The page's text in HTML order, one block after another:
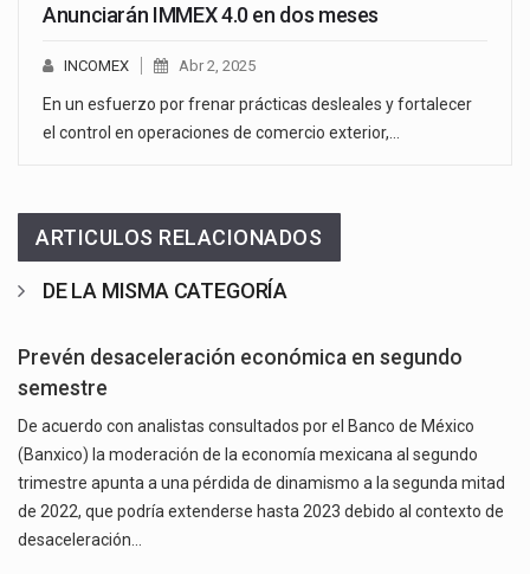
Anunciarán IMMEX 4.0 en dos meses
INCOMEX Abr 2, 2025
En un esfuerzo por frenar prácticas desleales y fortalecer
el control en operaciones de comercio exterior,…
ARTICULOS RELACIONADOS
DE LA MISMA CATEGORÍA
Prevén desaceleración económica en segundo
semestre
De acuerdo con analistas consultados por el Banco de México
(Banxico) la moderación de la economía mexicana al segundo
trimestre apunta a una pérdida de dinamismo a la segunda mitad
de 2022, que podría extenderse hasta 2023 debido al contexto de
desaceleración…